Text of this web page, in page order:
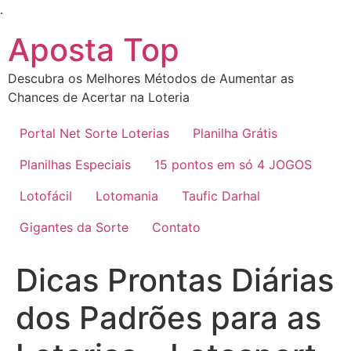
.
conteúdo
Aposta Top
Descubra os Melhores Métodos de Aumentar as
Chances de Acertar na Loteria
Portal Net Sorte Loterias
Planilha Grátis
Planilhas Especiais
15 pontos em só 4 JOGOS
Lotofácil
Lotomania
Taufic Darhal
Gigantes da Sorte
Contato
Dicas Prontas Diárias
dos Padrões para as